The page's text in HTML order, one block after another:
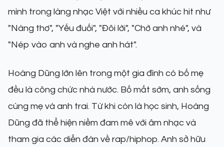
mình trong làng nhạc Việt với nhiều ca khúc hit như
"Nàng thơ", "Yếu đuối", "Đôi lời", "Chờ anh nhé", và
"Nép vào anh và nghe anh hát".
Hoàng Dũng lớn lên trong một gia đình có bố mẹ
đều là công chức nhà nước. Bố mất sớm, anh sống
cùng mẹ và anh trai. Từ khi còn là học sinh, Hoàng
Dũng đã thể hiện niềm đam mê với âm nhạc và
tham gia các diễn đàn về rap/hiphop. Anh sở hữu